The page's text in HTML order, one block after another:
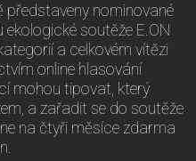
představeny nominované
soutěže E.ON
a celkovém vítězi
online hlasování
mohou tipovat, který
a zařadit se do soutěže
na čtyři měsíce zdarma